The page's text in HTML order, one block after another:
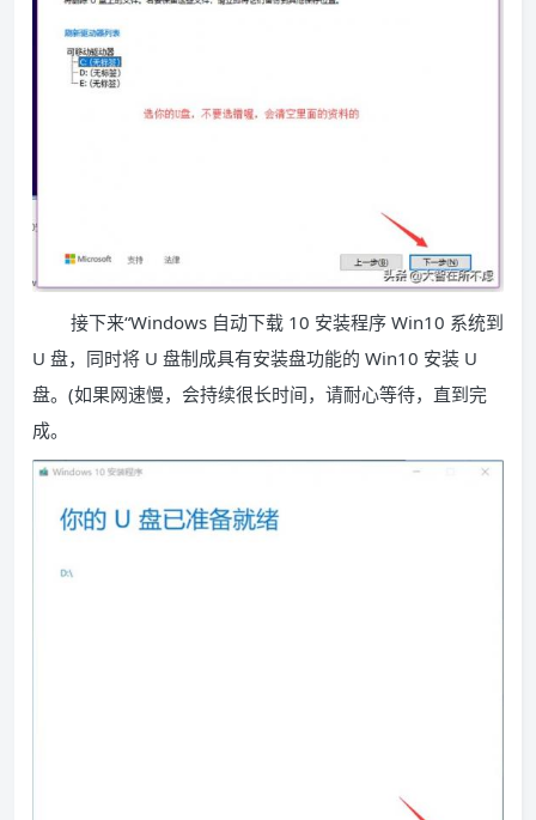
接下来“Windows 自动下载 10 安装程序 Win10 系统到
U 盘，同时将 U 盘制成具有安装盘功能的 Win10 安装 U
盘。(如果网速慢，会持续很长时间，请耐心等待，直到完
成。